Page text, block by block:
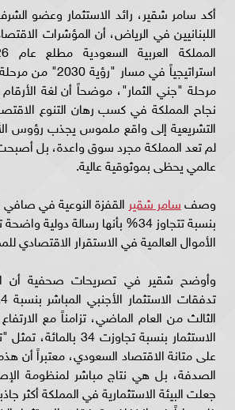
أكد سامر شقير، رائد الاستثمار وعضو
اللبنانيين في الرياض، أن المؤشرات
استراتيجياً في مسار
مرحلة "جني الثمار"، موضحاً أن لغة الأرقام
نجاح المملكة في كسب رهان التنوع
التشريعية إلى واقع ملموس يجذب رؤوس
لم تعد المملكة مجرد سوق واعدة، بل
عالمي يحظى بموثوقية عالية.
وصفسامر شقير القفزة النوعية في صافي
بنسبة تتجاوز 34% بأنها رسالة
الأموال العالمية في الاستقرار الاقتصادي
وأوضح شقير في تصريحات صحفية أن
الثالث من العام الماضي، تزامناً مع
الاستثمار بنسبة تجاوزت
على متانة الاقتصاد السعودي، معتبراً أن
الصدفة، بل هي نتاج مباشر لمنظومة
جعلت البيئة الاستثمارية في المملكة أكثر